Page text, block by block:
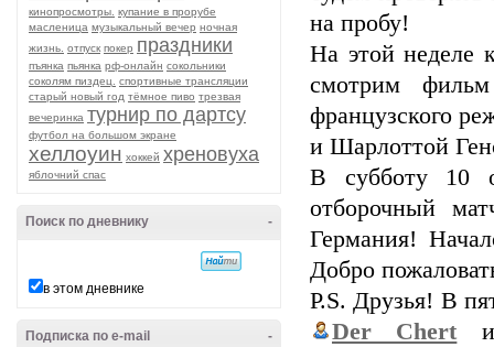
кинопросмотры. купание в прорубе
масленица музыкальный вечер ночная
жизнь. отпуск покер праздники
пъянка пьянка рф-онлайн сокольники
соколям пиздец.
спортивные трансляции
старый новый год тёмное пиво трезвая
вечеринка турнир по дартсу
футбол на большом экране
хеллоуин хоккей хреновуха
яблочний спас
-
Поиск по дневнику
в этом дневнике
-
Подписка по e-mail
на пробу!
На этой неделе
смотрим
французского
и Шарлоттой
В субботу 10
отборочный
Германия!
Добро
Р.S. Друзья! В
Der Chert и